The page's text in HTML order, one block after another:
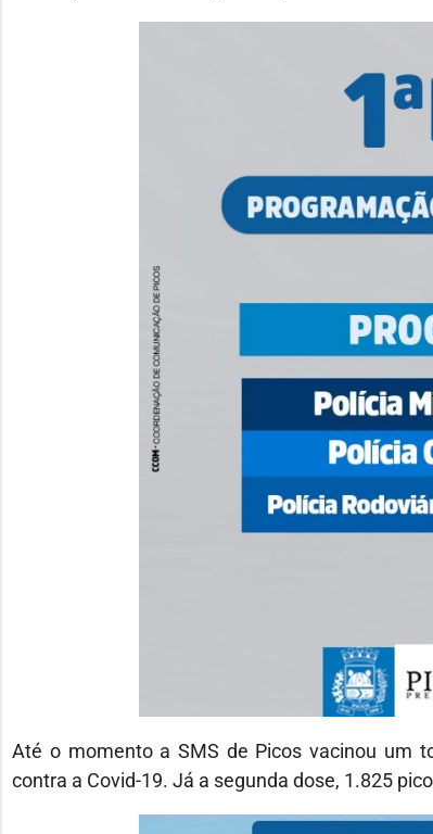
Até o momento a SMS de Picos vacinou um
contra a Covid-19. Já a segunda dose, 1.825